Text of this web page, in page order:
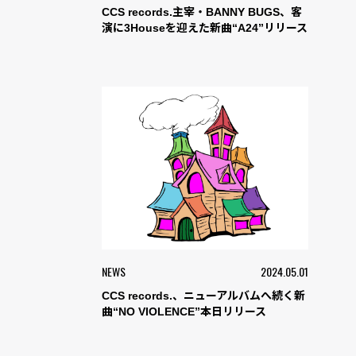
CCS records.主宰・BANNY BUGS、客
演に3Houseを迎えた新曲“A24”リリース
NEWS 2024.05.01
CCS records.、ニューアルバムへ続く新
曲“NO VIOLENCE”本日リリース